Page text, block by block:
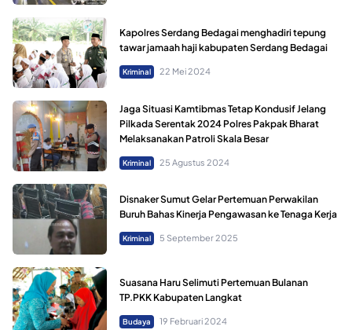
Kapolres Serdang Bedagai menghadiri tepung
tawar jamaah haji kabupaten Serdang Bedagai
Kriminal 22 Mei 2024
Jaga Situasi Kamtibmas Tetap Kondusif Jelang
Pilkada Serentak 2024 Polres Pakpak Bharat
Melaksanakan Patroli Skala Besar
Kriminal 25 Agustus 2024
Disnaker Sumut Gelar Pertemuan Perwakilan
Buruh Bahas Kinerja Pengawasan ke Tenaga Kerja
Kriminal 5 September 2025
Suasana Haru Selimuti Pertemuan Bulanan
TP.PKK Kabupaten Langkat
Budaya 19 Februari 2024